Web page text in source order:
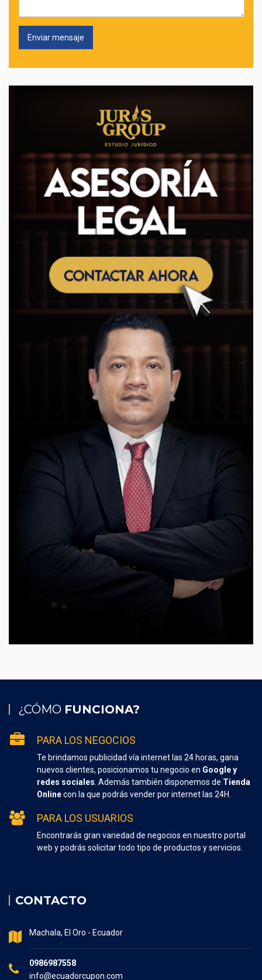
¿CÓMO FUNCIONA?
PARA LOS NEGOCIOS
Te brindamos publicidad vía internet las 24 horas, gana
nuevos clientes, posicionamos tu negocio en Google y
redes sociales . Además también disponemos de Tienda
Onlinecon la que podrás vender por internet las 24H.
PARA LOS USUARIOS
Encontrarás gran variedad de negocios en nuestro portal
web y podrás solicitar todo tipo de productos y servicios.
CONTACTO
Machala, El Oro - Ecuador
0986987558
info@ecuadorcupon.com